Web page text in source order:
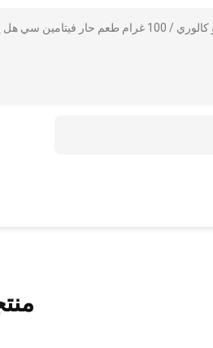
أنا مهتم بذلك الفلفل الحمراء المجفف 100 كيلو